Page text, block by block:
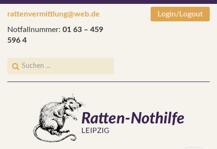
rattenvermittlung@web.de
Notfallnummer: 01 63 – 459
596 4
Login/Logout